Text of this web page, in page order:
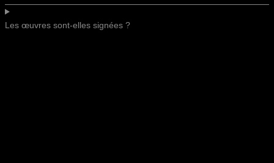
Les œuvres sont-elles signées ?